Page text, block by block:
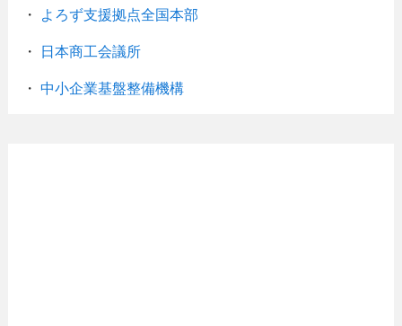
・ よろず支援拠点全国本部
・ 日本商工会議所
・ 中小企業基盤整備機構